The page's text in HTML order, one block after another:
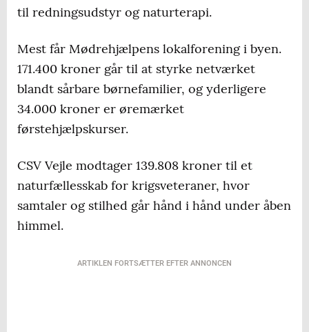
til redningsudstyr og naturterapi.
Mest får Mødrehjælpens lokalforening i byen.
171.400 kroner går til at styrke netværket
blandt sårbare børnefamilier, og yderligere
34.000 kroner er øremærket
førstehjælpskurser.
CSV Vejle modtager 139.808 kroner til et
naturfællesskab for krigsveteraner, hvor
samtaler og stilhed går hånd i hånd under åben
himmel.
ARTIKLEN FORTSÆTTER EFTER ANNONCEN